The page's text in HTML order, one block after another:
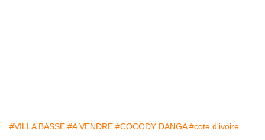
#VILLA BASSE #A VENDRE #COCODY DANGA #cote d'ivoire